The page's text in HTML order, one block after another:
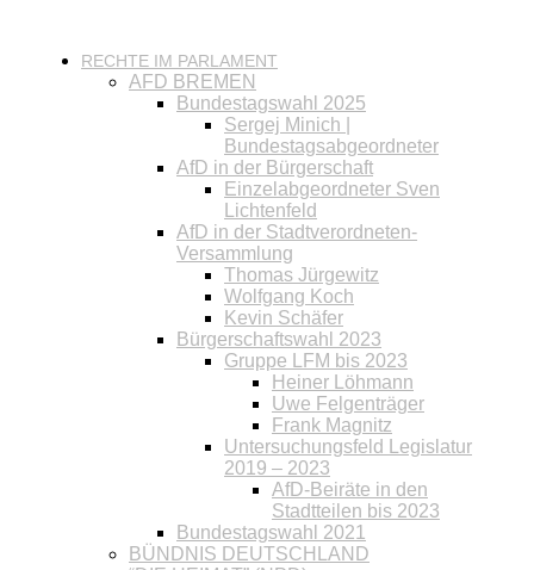
RECHTE IM PARLAMENT
AFD BREMEN
Bundestagswahl 2025
Sergej Minich |
Bundestagsabgeordneter
AfD in der Bürgerschaft
Einzelabgeordneter Sven
Lichtenfeld
AfD in der Stadtverordneten-
Versammlung
Thomas Jürgewitz
Wolfgang Koch
Kevin Schäfer
Bürgerschaftswahl 2023
Gruppe LFM bis 2023
Heiner Löhmann
Uwe Felgenträger
Frank Magnitz
Untersuchungsfeld Legislatur
2019 – 2023
AfD-Beiräte in den
Stadtteilen bis 2023
Bundestagswahl 2021
BÜNDNIS DEUTSCHLAND